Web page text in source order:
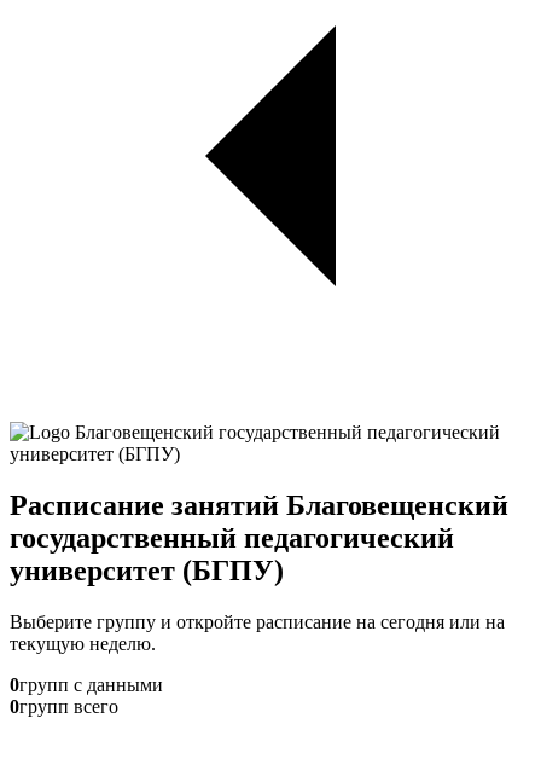
Расписание занятий Благовещенский
государственный педагогический
университет (БГПУ)
Выберите группу и откройте расписание на сегодня или на
текущую неделю.
0групп с данными
0групп всего